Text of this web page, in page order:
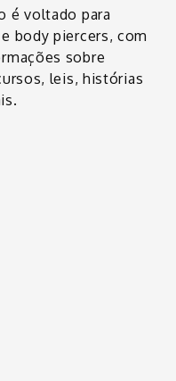
é voltado para
body piercers, com
sobre
leis, histórias